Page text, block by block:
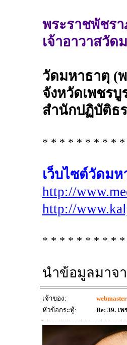
พระราชพัชร
เจ้าอาวาสวั
วัดมหาธาตุ (
จังหวัดเพชร
สำนักปฏิบัติธร
* * * * * * * * *
เว็บไซต์วัดมห
http://
http://
* * * * * * * * *
นำข้อมูลมาจ
เจ้าของ: webmaster
หัวข้อกระทู้:
Re: 39. เ